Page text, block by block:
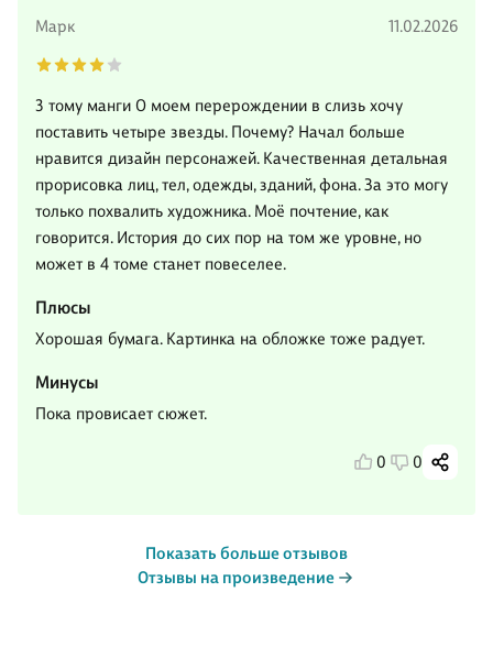
Марк 11.02.2026
3 тому манги О моем перерождении в слизь хочу
поставить четыре звезды. Почему? Начал больше
нравится дизайн персонажей. Качественная детальная
прорисовка лиц, тел, одежды, зданий, фона. За это могу
только похвалить художника. Моё почтение, как
говорится. История до сих пор на том же уровне, но
может в 4 томе станет повеселее.
Плюсы
Хорошая бумага. Картинка на обложке тоже радует.
Минусы
Пока провисает сюжет.
0 0
Показать больше отзывов
Отзывы на произведение